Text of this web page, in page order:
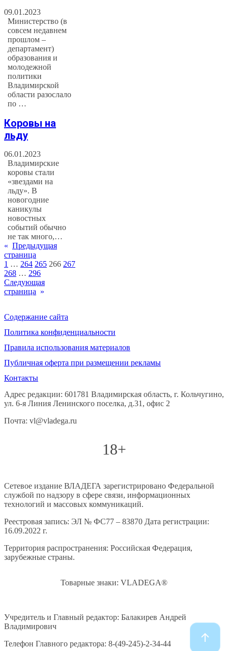
09.01.2023
Министерство (в
совсем недавнем
прошлом –
департамент)
образования и
молодежной
политики
Владимирской
области разослало
по …
Коровы на
льду
06.01.2023
Владимирские
коровы стали
«звездами на
льду». В
новогодние
каникулы
новостных
событий обычно
не так много,…
« Предыдущая
страница
1 … 264 265 266 267
268 … 296
Следующая
страница »
Содержание сайта
Политика конфиденциальности
Правила использования материалов
Публичная оферта при размещении рекламы
Контакты
Адрес редакции: 601781 Владимирская область, г. Кольчугино,
ул. 6-я Линия Ленинского поселка, д.31, офис 2
Почта: vl@vladega.ru
18+
Сетевое издание ВЛАДЕГА зарегистрировано Федеральной
службой по надзору в сфере связи, информационных
технологий и массовых коммуникаций.
Реестровая запись: ЭЛ № ФС77 – 83870 Дата регистрации:
16.09.2022 г.
Территория распространения: Российская Федерация,
зарубежные страны.
Товарные знаки: VLADEGA®
Учредитель и Главный редактор: Балакирев Андрей
Владимирович
Телефон Главного редактора: 8-(49-245)-2-34-44